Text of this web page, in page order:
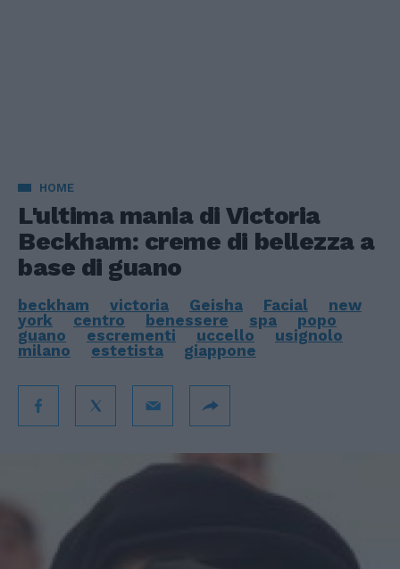
HOME
L'ultima mania di Victoria
Beckham: creme di bellezza a
base di guano
beckham victoria Geisha Facial
new
york
centro benessere spa
popo
guano
escrementi uccello
usignolo
milano
estetista giappone